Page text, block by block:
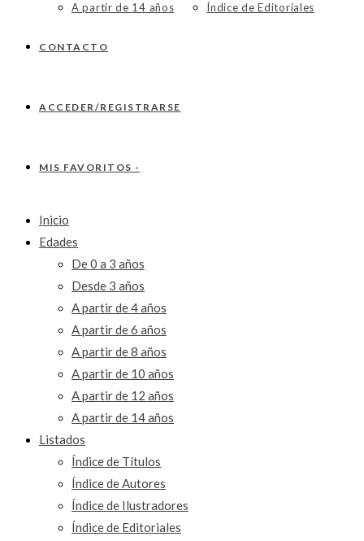
A partir de 14 años
Índice de Editoriales
CONTACTO
ACCEDER/REGISTRARSE
MIS FAVORITOS -
Inicio
Edades
De 0 a 3 años
Desde 3 años
A partir de 4 años
A partir de 6 años
A partir de 8 años
A partir de 10 años
A partir de 12 años
A partir de 14 años
Listados
Índice de Títulos
Índice de Autores
Índice de Ilustradores
Índice de Editoriales